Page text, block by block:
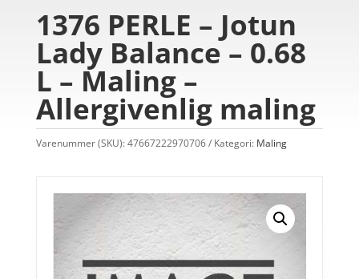
1376 PERLE – Jotun
Lady Balance – 0.68
L – Maling –
Allergivenlig maling
Varenummer (SKU):47667222970706 Kategori: Maling